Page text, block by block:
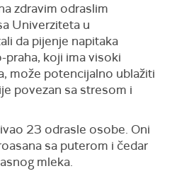
zdravim odraslim
Univerziteta u
da pijenje napitaka
praha, koji ima visoki
može potencijalno ublažiti
povezan sa stresom i
23 odrasle osobe. Oni
sa puterom i čedar
mleka.